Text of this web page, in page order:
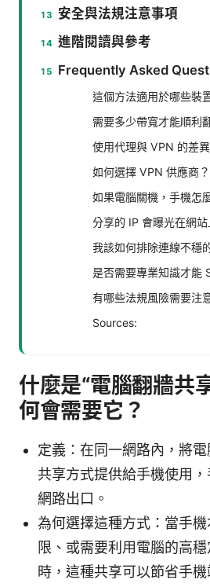
安全與法規注意事項
進階閱讀與參考
Frequently Asked
這個方法適用於哪些裝
需要多少帶寬才能順利
使用代理與 VPN 的差
如何選擇 VPN 供應商？
如果電腦關機，手機怎
分享的 IP 會曝光在網站
我該如何排除連線不穩
是否需要專業知識才能
有哪些法規風險需要注
Sources:
什麼是“電腦翻牆共
何會需要它？
定義：在同一網路內，將
共享方式提供給手機使用
網路出口。
為何選擇這種方式：當手
限、或需要利用電腦的高
時，這種共享可以節省手機